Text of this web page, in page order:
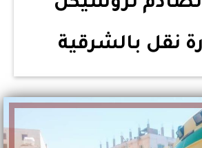
تروسيكل
نقل بالشرقية